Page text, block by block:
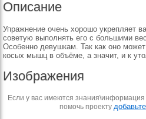
Описание
Упражнение очень хорошо укрепляет
советую выполнять его с большими
Особенно девушкам. Так как оно
косых мышц в объёме, а значит, и к
Изображения
Если у вас имеются
помочь проекту